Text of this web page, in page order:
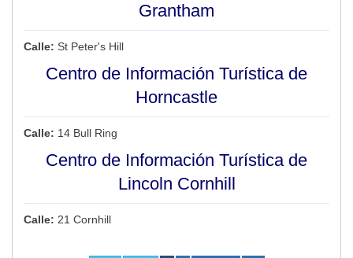
Grantham
Calle: St Peter's Hill
Centro de Información Turística de
Horncastle
Calle: 14 Bull Ring
Centro de Información Turística de
Lincoln Cornhill
Calle: 21 Cornhill